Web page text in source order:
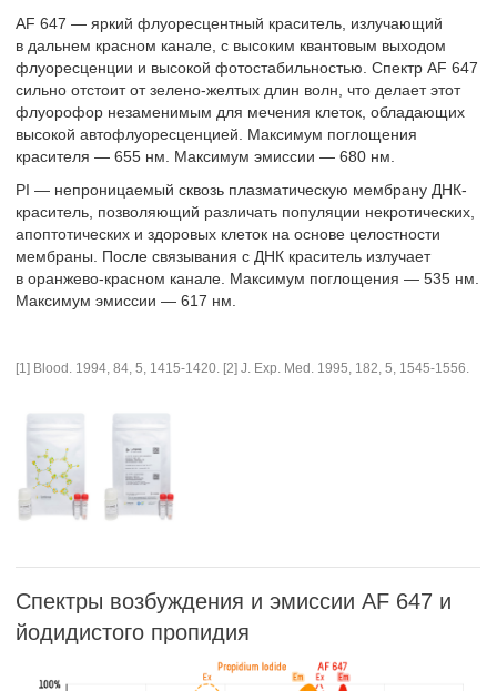
AF 647 — яркий флуоресцентный краситель, излучающий
в дальнем красном канале, с высоким квантовым выходом
флуоресценции и высокой фотостабильностью. Спектр AF 647
сильно отстоит от зелено-желтых длин волн, что делает этот
флуорофор незаменимым для мечения клеток, обладающих
высокой автофлуоресценцией. Максимум поглощения
красителя — 655 нм. Максимум эмиссии — 680 нм.
PI — непроницаемый сквозь плазматическую мембрану ДНК-
краситель, позволяющий различать популяции некротических,
апоптотических и здоровых клеток на основе целостности
мембраны. После связывания с ДНК краситель излучает
в оранжево-красном канале. Максимум поглощения — 535 нм.
Максимум эмиссии — 617 нм.
[1] Blood. 1994, 84, 5, 1415-1420. [2] J. Exp. Med. 1995, 182, 5, 1545-1556.
Спектры возбуждения и эмиссии AF 647 и
йодидистого пропидия